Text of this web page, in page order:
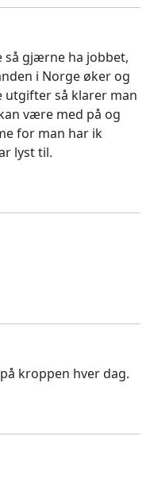
så gjærne ha jobbet,
i Norge øker og
utgifter så klarer man
være med på og
for man har ik
lyst til.
kroppen hver dag.